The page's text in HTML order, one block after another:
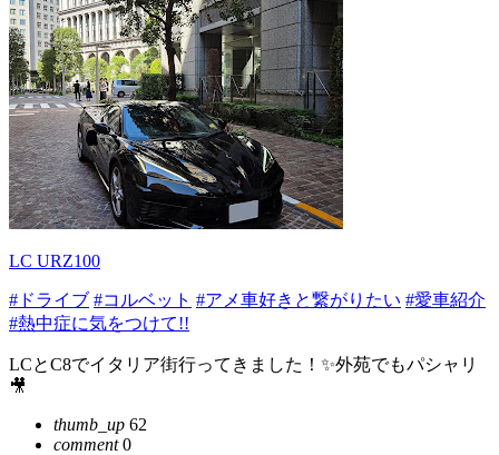
LC URZ100
#ドライブ #コルベット #アメ車好きと繋がりたい #愛車紹介
#熱中症に気をつけて!!
LCとC8でイタリア街行ってきました！✨外苑でもパシャリ
🎥
thumb_up 62
comment0